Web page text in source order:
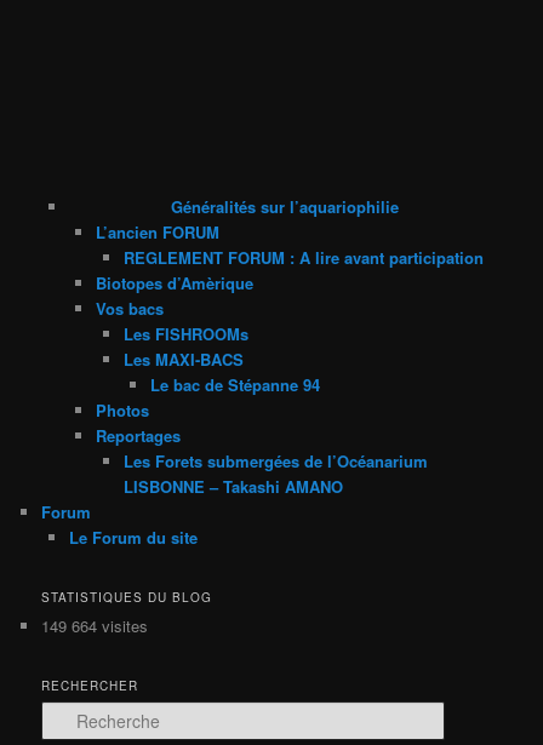
Généralités sur l’aquariophilie
L’ancien FORUM
REGLEMENT FORUM : A lire avant participation
Biotopes d’Amèrique
Vos bacs
Les FISHROOMs
Les MAXI-BACS
Le bac de Stépanne 94
Photos
Reportages
Les Forets submergées de l’Océanarium
LISBONNE – Takashi AMANO
Forum
Le Forum du site
STATISTIQUES DU BLOG
149 664 visites
RECHERCHER
e